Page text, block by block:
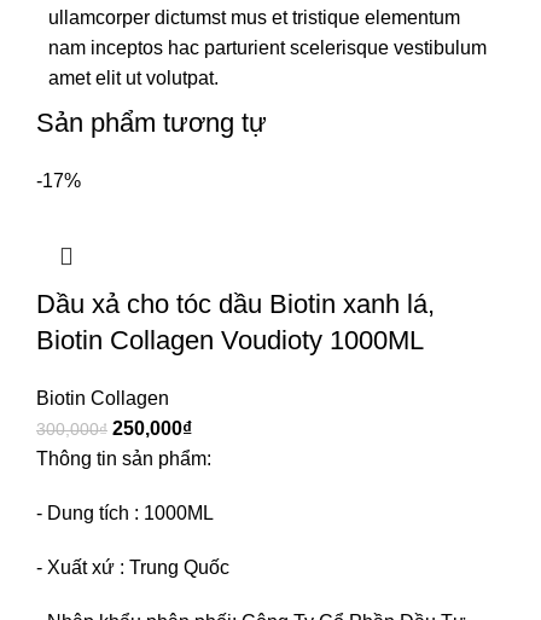
ullamcorper dictumst mus et tristique elementum
nam inceptos hac parturient scelerisque vestibulum
amet elit ut volutpat.
Sản phẩm tương tự
-17%
Dầu xả cho tóc dầu Biotin xanh lá,
Biotin Collagen Voudioty 1000ML
Biotin Collagen
300,000₫ 250,000₫
Thông tin sản phẩm:
- Dung tích : 1000ML
- Xuất xứ : Trung Quốc